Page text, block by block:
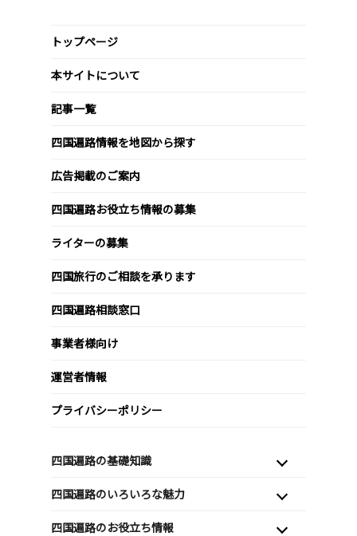
トップページ
本サイトについて
記事一覧
四国遍路情報を地図から探す
広告掲載のご案内
四国遍路お役立ち情報の募集
ライターの募集
四国旅行のご相談を承ります
四国遍路相談窓口
事業者様向け
運営者情報
プライバシーポリシー
四国遍路の基礎知識
四国遍路のいろいろな魅力
四国遍路のお役立ち情報